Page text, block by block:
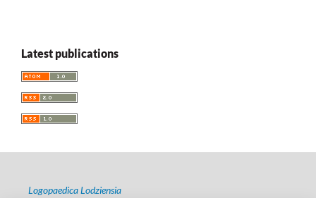
Latest publications
Logopaedica Lodziensia